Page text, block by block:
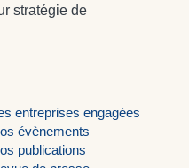
stratégie de
entreprises engagées
évènements
publications